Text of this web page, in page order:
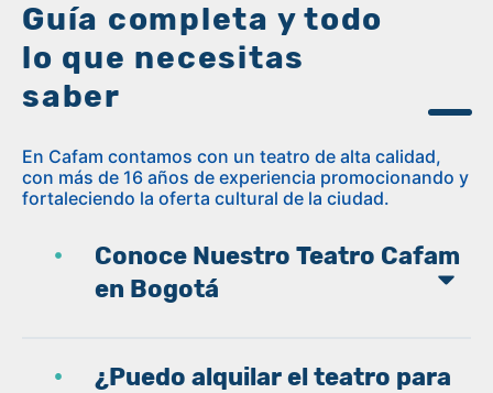
Guía completa y todo
lo que necesitas
saber
En Cafam contamos con un teatro de alta calidad,
con más de 16 años de experiencia promocionando y
fortaleciendo la oferta cultural de la ciudad.
Conoce Nuestro Teatro Cafam
en Bogotá
¿Puedo alquilar el teatro para